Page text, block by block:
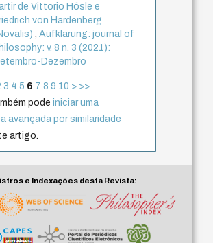
de Vittorio Hösle e
von Hardenberg
,Aufklärung: journal of
v. 8 n. 3 (2021):
Dezembro
3 4 5 6 7 8 9 10 > >>
podeiniciar uma
avançada por similaridade
artigo.
e Indexações desta Revista: